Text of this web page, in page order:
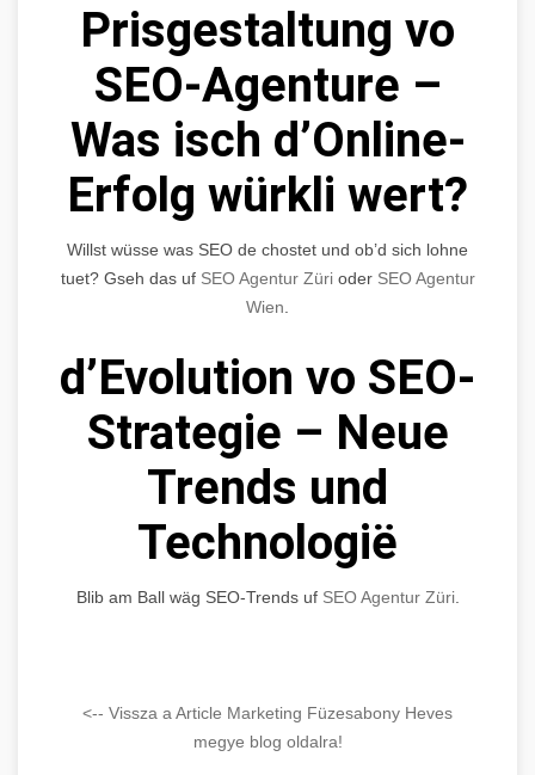
Prisgestaltung vo
SEO-Agenture –
Was isch d’Online-
Erfolg würkli wert?
Willst wüsse was SEO de chostet und ob’d sich lohne
tuet? Gseh das uf SEO Agentur Zürioder SEO Agentur
Wien
d’Evolution vo SEO-
Strategie – Neue
Trends und
Technologië
Blib am Ball wäg SEO-Trends uf SEO Agentur Züri.
<-- Vissza a Article Marketing Füzesabony Heves
megye blog oldalra!